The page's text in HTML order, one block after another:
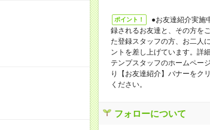
ポイント！
●お友達紹介実
録されるお友達と、その方を
た登録スタッフの方、お二人
ントを差し上げています。詳
テンプスタッフのホームペー
り【お友達紹介】バナーをク
ください。
フォローについて